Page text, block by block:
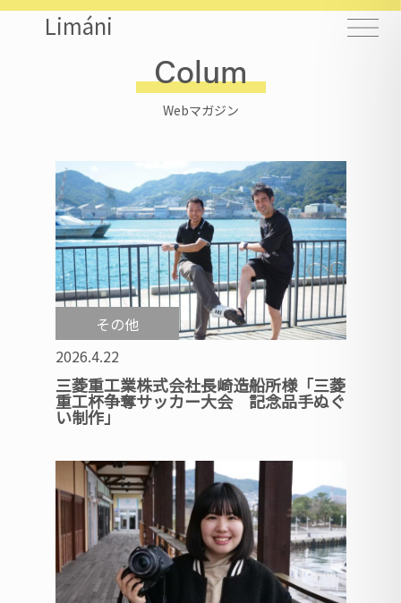
Limáni
Colum
Webマガジン
その他
2026.4.22
三菱重工業株式会社長崎造船所様「三菱
重工杯争奪サッカー大会 記念品手ぬぐ
い制作」